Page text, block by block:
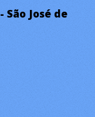
São José de